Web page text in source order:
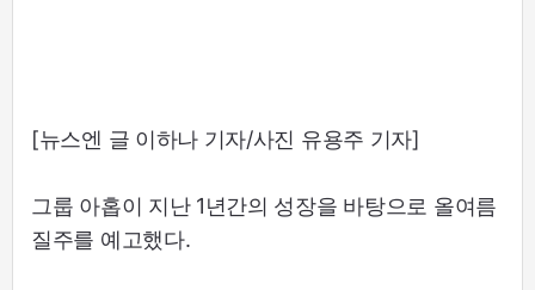
[뉴스엔 글 이하나 기자/사진 유용주 기자]
그룹 아홉이 지난 1년간의 성장을 바탕으로 올여름
질주를 예고했다.